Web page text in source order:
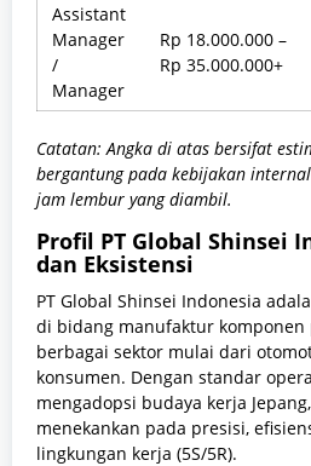
Assistant
Manager
/
Manager
Rp 18.000.000 –
Rp 35.000.000+
Catatan: Angka di atas bersifat
bergantung pada kebijakan
jam lembur yang diambil.
Profil PT Global Shinsei
dan Eksistensi
PT Global Shinsei Indonesia
di bidang manufaktur komponen
berbagai sektor mulai dari
konsumen. Dengan standar
mengadopsi budaya kerja
menekankan pada presisi,
lingkungan kerja (5S/5R).